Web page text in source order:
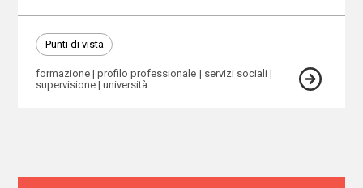
Punti di vista
formazione profilo professionale
servizi sociali
supervisione
università